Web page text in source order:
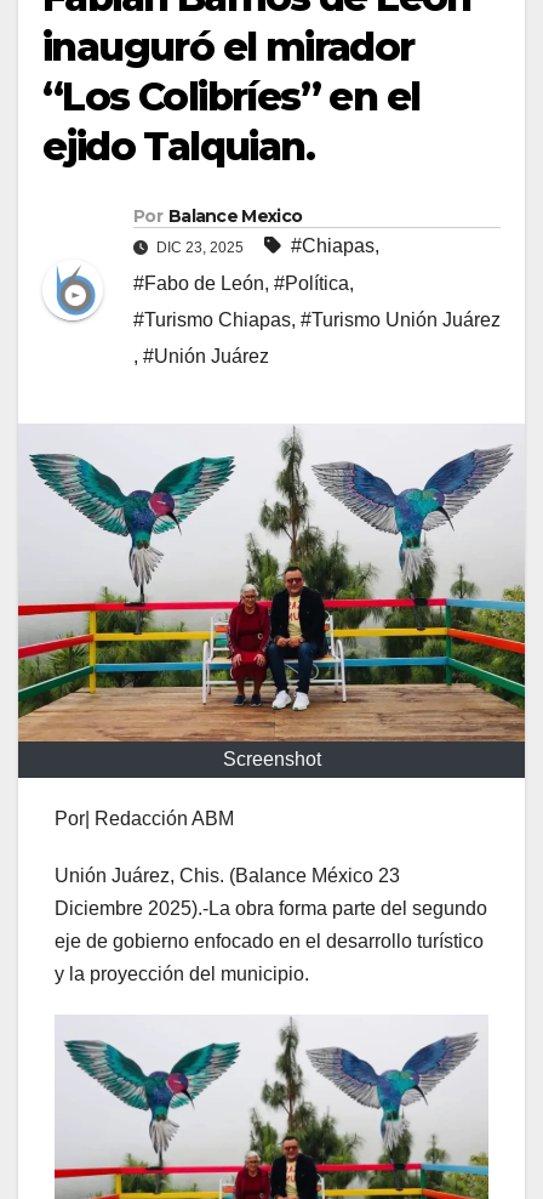
inauguró el mirador
“Los Colibríes” en el
ejido Talquian.
Por Balance Mexico
DIC 23, 2025 #Chiapas,
#Fabo de León, #Política,
#Turismo Chiapas, #Turismo Unión Juárez
, #Unión Juárez
Screenshot
Por| Redacción ABM
Unión Juárez, Chis. (Balance México 23
Diciembre 2025).-La obra forma parte del segundo
eje de gobierno enfocado en el desarrollo turístico
y la proyección del municipio.